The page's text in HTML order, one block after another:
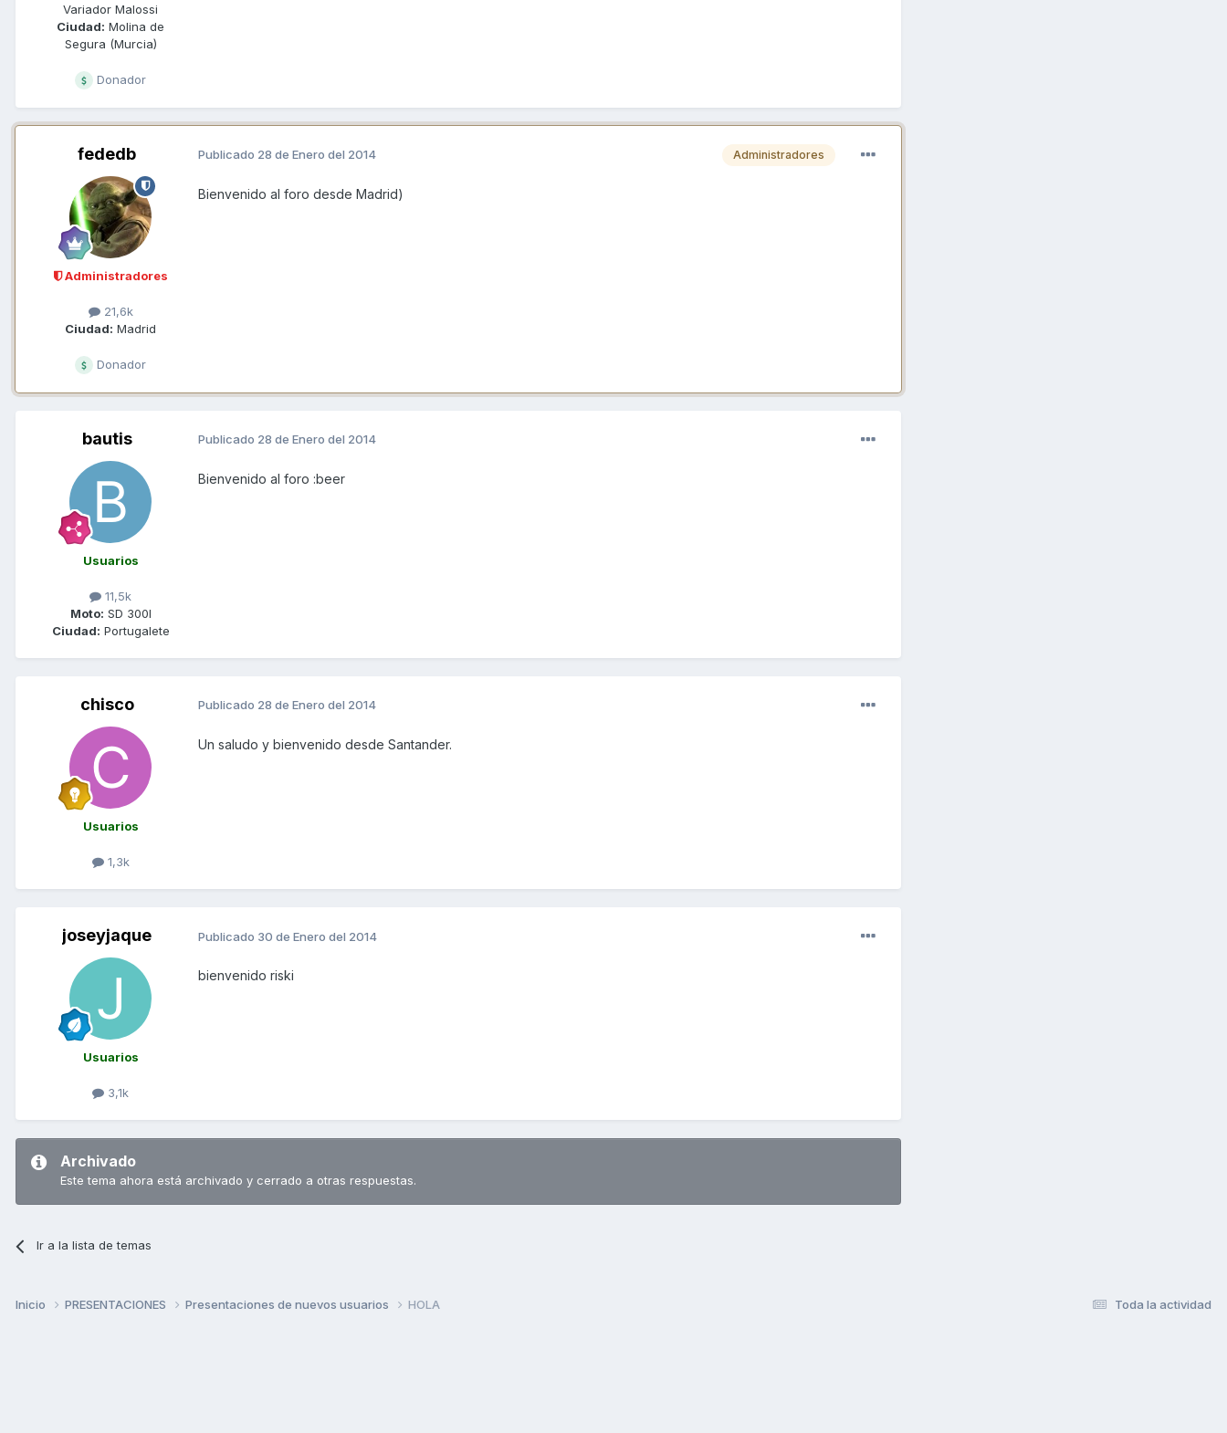
Variador Malossi
Ciudad: Molina de
Segura (Murcia)
Donador
fededb
Administradores
21,6k
Ciudad: Madrid
Donador
Administradores
Publicado 28 de Enero del 2014
Bienvenido al foro desde Madrid)
bautis
Usuarios
11,5k
Moto: SD 300I
Ciudad: Portugalete
Publicado 28 de Enero del 2014
Bienvenido al foro :beer
chisco
Usuarios
1,3k
Publicado 28 de Enero del 2014
Un saludo y bienvenido desde Santander.
joseyjaque
Usuarios
3,1k
Publicado 30 de Enero del 2014
bienvenido riski
Archivado
Este tema ahora está archivado y cerrado a otras respuestas.
Ir a la lista de temas
Toda la actividad
Inicio PRESENTACIONES Presentaciones de nuevos usuarios HOLA